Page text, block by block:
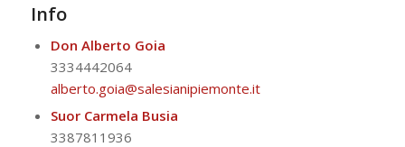
Info
Don Alberto Goia
3334442064
alberto.goia@salesianipiemonte.it
Suor Carmela Busia
3387811936